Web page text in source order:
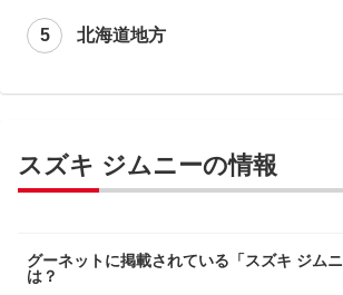
北海道地方
スズキ ジムニーの情報
グーネットに掲載されている「スズキ ジム
は？